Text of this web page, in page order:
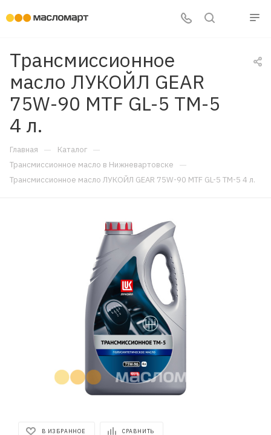
Трансмиссионное
масло ЛУКОЙЛ GEAR
75W-90 MTF GL-5 ТМ-5
4 л.
Главная — Каталог —
Трансмиссионное масло в Нижневартовске —
Трансмиссионное масло ЛУКОЙЛ GEAR 75W-90 MTF GL-5 ТМ-5 4 л.
В ИЗБРАННОЕ СРАВНИТЬ